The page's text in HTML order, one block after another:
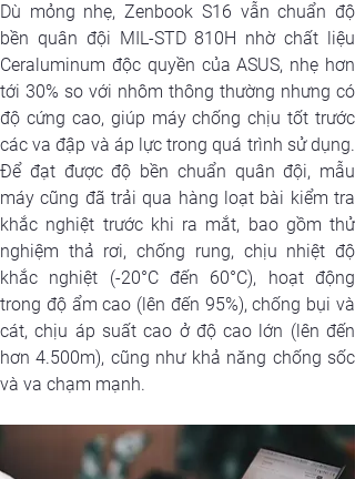
Dù mỏng nhẹ, Zenbook S16 vẫn chuẩn độ
bền quân đội MIL-STD 810H nhờ chất liệu
Ceraluminum độc quyền của ASUS, nhẹ hơn
tới 30% so với nhôm thông thường nhưng có
độ cứng cao, giúp máy chống chịu tốt trước
các va đập và áp lực trong quá trình sử dụng.
Để đạt được độ bền chuẩn quân đội, mẫu
máy cũng đã trải qua hàng loạt bài kiểm tra
khắc nghiệt trước khi ra mắt, bao gồm thử
nghiệm thả rơi, chống rung, chịu nhiệt độ
khắc nghiệt (-20°C đến 60°C), hoạt động
trong độ ẩm cao (lên đến 95%), chống bụi và
cát, chịu áp suất cao ở độ cao lớn (lên đến
hơn 4.500m), cũng như khả năng chống sốc
và va chạm mạnh.